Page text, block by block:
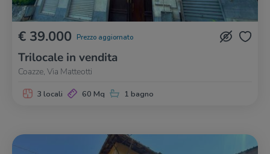
€ 39.000 Prezzo aggiornato
Trilocale in vendita
Coazze, Via Matteotti
3 locali 60 Mq 1 bagno